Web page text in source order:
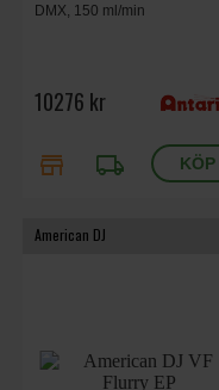
DMX, 150 ml/min
10276 kr
store local_shipping
American DJ